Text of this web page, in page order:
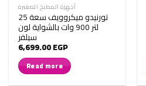
أجهزة المطبخ الصغيرة
تورنيدو ميكروويف سعة 25
لتر 900 وات بالشواية لون
سيلفر
6,699.00EGP
Read more